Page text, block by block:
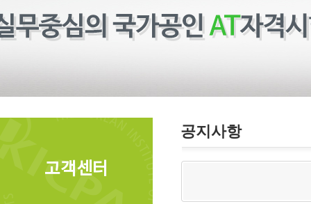
고객센터
공지사항